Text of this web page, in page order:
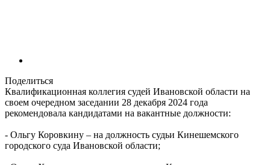
Поделиться
Квалификационная коллегия судей Ивановской области на
своем очередном заседании 28 декабря 2024 года
рекомендовала кандидатами на вакантные должности:
- Ольгу Коровкину – на должность судьи Кинешемского
городского суда Ивановской области;